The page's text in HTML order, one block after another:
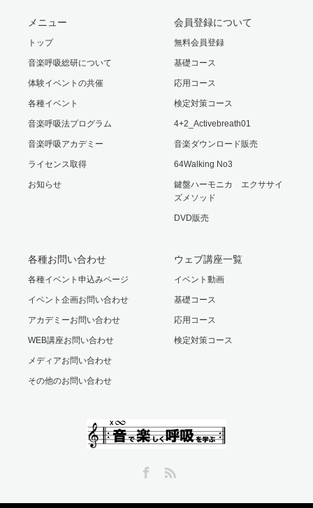
メニュー
トップ
音楽呼吸総研について
体験イベントの共催
各種イベント
音楽呼吸法プログラム
音楽呼吸アカデミー
ライセンス取得
お知らせ
会員登録について
無料会員登録
基礎コース
応用コース
検定対策コース
4+2_Activebreath01
音楽ダウンロード販売
64Walking No3
鍵盤ハーモニカ エクササイ
ズメソッド
DVD販売
各種お問い合わせ
各種イベント申込みページ
イベント企画お問い合わせ
アカデミーお問い合わせ
WEB講座お問い合わせ
メディアお問い合わせ
その他のお問い合わせ
ウェブ講座一覧
イベント動画
基礎コース
応用コース
検定対策コース